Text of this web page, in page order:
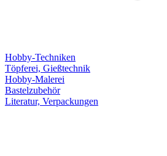
Hobby-Techniken
Töpferei, Gießtechnik
Hobby-Malerei
Bastelzubehör
Literatur, Verpackungen